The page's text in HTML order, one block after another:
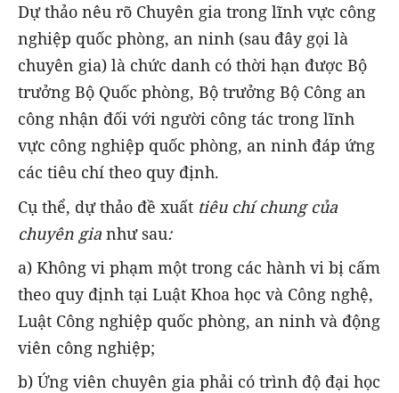
Dự thảo nêu rõ Chuyên gia trong lĩnh vực công
nghiệp quốc phòng, an ninh (sau đây gọi là
chuyên gia) là chức danh có thời hạn được Bộ
trưởng Bộ Quốc phòng, Bộ trưởng Bộ Công an
công nhận đối với người công tác trong lĩnh
vực công nghiệp quốc phòng, an ninh đáp ứng
các tiêu chí theo quy định.
Cụ thể, dự thảo đề xuất tiêu chí chung của
chuyên gia như sau:
a) Không vi phạm một trong các hành vi bị cấm
theo quy định tại Luật Khoa học và Công nghệ,
Luật Công nghiệp quốc phòng, an ninh và động
viên công nghiệp;
b) Ứng viên chuyên gia phải có trình độ đại học